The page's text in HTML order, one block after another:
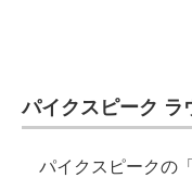
パイクスピーク ラ
パイクスピークの